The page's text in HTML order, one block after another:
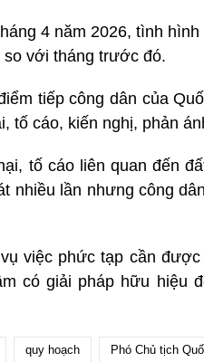
4 năm 2026, tình
với tháng trước đó.
tiếp công dân của
tố cáo, kiến nghị, phản
tố cáo liên quan đến
nhiều lần nhưng công
việc phức tạp cần
có giải pháp hữu hiệu
quy hoạch Phó Chủ tịch